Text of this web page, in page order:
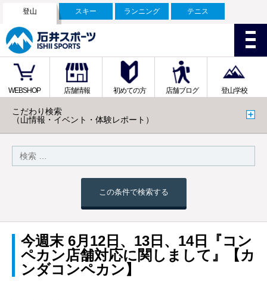
登山 スキー ランニング テニス
WEBSHOP 店舗情報 初めての方 店舗ブログ 登山学校
こだわり検索
（山情報・イベント・体験レポート）
この条件で検索する
今週末 6月12日、13日、14日『コン
ペカン店舗対応に関しまして』【カ
ンダコンペカン】